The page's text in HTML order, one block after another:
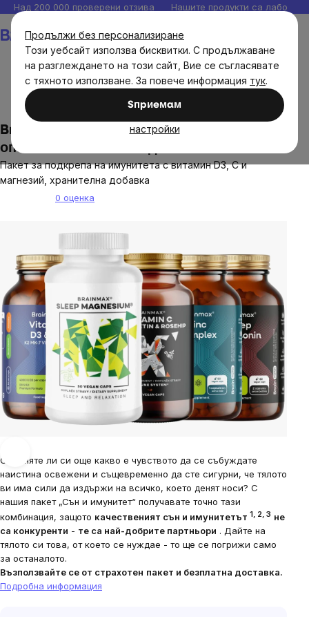
Продължи без персонализиране
Този уебсайт използва бисквитки. С продължаване
на разглеждането на този сайт, Вие се съгласявате
с тяхното използване. За повече информация тук.
Sпpиeмaм
настройки
Прескочи
към
съдържанието
Над 200 000 проверени отзива Нашите продукти са
Изгодни пакети с хранителни добавки
BrainMax 2в1: Сън и имунитет, страхотна
опаковка + безплатна доставка
Пакет за подкрепа на имунитета с витамин D3, C и
магнезий, хранителна добавка
0 оценка
Спомняте ли си още какво е чувството да се събуждате
наистина освежени и същевременно да сте сигурни, че тялото
ви има сили да издържи на всичко, което денят носи? С
нашия пакет „Сън и имунитет“ получавате точно тази
комбинация, защото качественият сън и имунитетът 1, 2, 3 не
са конкуренти - те са най-добрите партньори . Дайте на
тялото си това, от което се нуждае - то ще се погрижи само
за останалото.
Възползвайте се от страхотен пакет и безплатна доставка.
Подробна информация